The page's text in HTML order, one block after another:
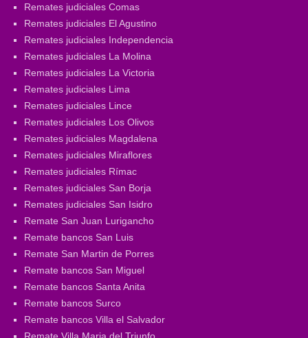
Remates judiciales Comas
Remates judiciales El Agustino
Remates judiciales Independencia
Remates judiciales La Molina
Remates judiciales La Victoria
Remates judiciales Lima
Remates judiciales Lince
Remates judiciales Los Olivos
Remates judiciales Magdalena
Remates judiciales Miraflores
Remates judiciales Rímac
Remates judiciales San Borja
Remates judiciales San Isidro
Remate San Juan Lurigancho
Remate bancos San Luis
Remate San Martin de Porres
Remate bancos San Miguel
Remate bancos Santa Anita
Remate bancos Surco
Remate bancos Villa el Salvador
Remate Villa Maria del Triunfo